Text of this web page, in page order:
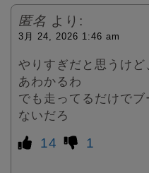
匿名 より:
3月 24, 2026 1:46 am
やりすぎだと思うけ
あわかるわ
でも走ってるだけで
ないだろ
14 1